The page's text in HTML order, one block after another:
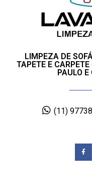
LIMPEZA DE
TAPETE E
PAULO E
(11)